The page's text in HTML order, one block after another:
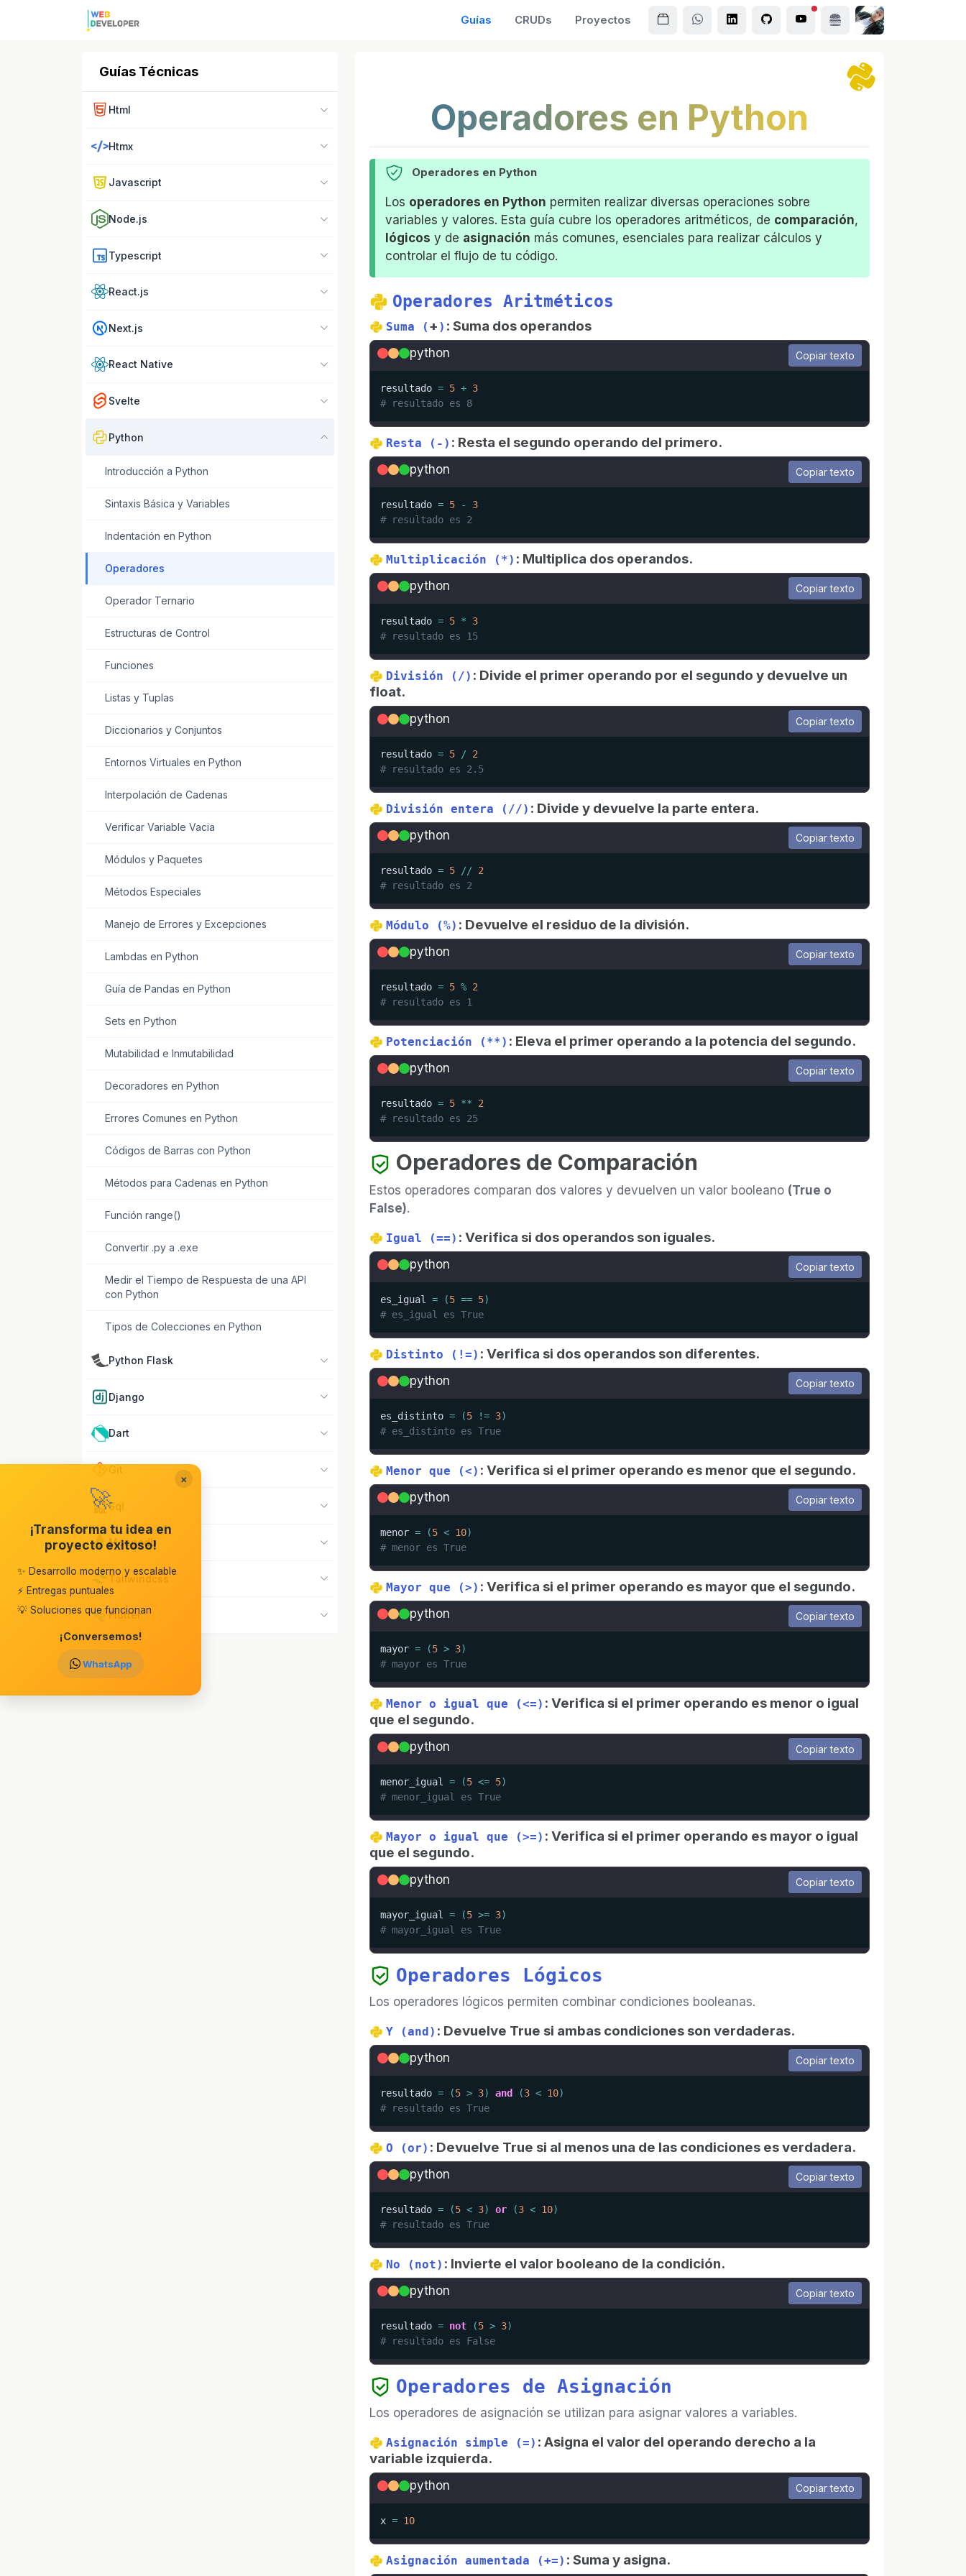
Guías CRUDs Proyectos
Guías Técnicas
Html
Htmx
Javascript
Node.js
Typescript
React.js
Next.js
React Native
Svelte
Python
Introducción a Python
Sintaxis Básica y Variables
Indentación en Python
Operadores
Operador Ternario
Estructuras de Control
Funciones
Listas y Tuplas
Diccionarios y Conjuntos
Entornos Virtuales en Python
Interpolación de Cadenas
Verificar Variable Vacia
Módulos y Paquetes
Métodos Especiales
Manejo de Errores y Excepciones
Lambdas en Python
Guía de Pandas en Python
Sets en Python
Mutabilidad e Inmutabilidad
Decoradores en Python
Errores Comunes en Python
Códigos de Barras con Python
Métodos para Cadenas en Python
Función range()
Convertir .py a .exe
Medir el Tiempo de Respuesta de una API
con Python
Tipos de Colecciones en Python
Python Flask
Django
Dart
Sql
Mongodb
Tailwindcss
Flutter
Operadores en Python
Operadores en Python
Los operadores en Python permiten realizar diversas operaciones sobre
variables y valores. Esta guía cubre los operadores aritméticos, de comparación,
lógicos y de asignación más comunes, esenciales para realizar cálculos y
controlar el flujo de tu código.
Operadores Aritméticos
Suma ( + ) : Suma dos operandos
python Copiar texto
resultado = 5 + 3
# resultado es 8
Resta (-) : Resta el segundo operando del primero.
python Copiar texto
resultado = 5 -
3
# resultado es 2
Multiplicación (*) : Multiplica dos operandos.
python Copiar texto
resultado = 5 *
3
# resultado es 15
División (/) : Divide el primer operando por el segundo y devuelve un
float.
python Copiar texto
resultado = 5 /
2
# resultado es 2.5
División entera (//) : Divide y devuelve la parte entera.
python Copiar texto
resultado = 5 //
2
# resultado es 2
Módulo (%) : Devuelve el residuo de la división.
python Copiar texto
resultado = 5 % 2
# resultado es 1
Potenciación (**) : Eleva el primer operando a la potencia del segundo.
python Copiar texto
resultado = 5 **
2
# resultado es 25
Operadores de Comparación
Estos operadores comparan dos valores y devuelven un valor booleano (True o
False).
Igual (==) : Verifica si dos operandos son iguales.
python Copiar texto
es_igual = (5 == 5)
# es_igual es True
Distinto (!=) : Verifica si dos operandos son diferentes.
python Copiar texto
es_distinto = (5 != 3)
# es_distinto es True
Menor que (<) : Verifica si el primer operando es menor que el segundo.
python Copiar texto
menor = (5 < 10)
# menor es True
Mayor que (>) : Verifica si el primer operando es mayor que el segundo.
python Copiar texto
mayor = (5 > 3)
# mayor es True
Menor o igual que (<=) : Verifica si el primer operando es menor o igual
que el segundo.
python Copiar texto
menor_igual = (5 <= 5)
# menor_igual es True
Mayor o igual que (>=) : Verifica si el primer operando es mayor o igual
que el segundo.
python Copiar texto
mayor_igual = (5 >= 3)
# mayor_igual es True
Operadores Lógicos
Los operadores lógicos permiten combinar condiciones booleanas.
Y (and) : Devuelve True si ambas condiciones son verdaderas.
python Copiar texto
resultado = (5 > 3) and (3 < 10)
# resultado es True
O (or) : Devuelve True si al menos una de las condiciones es verdadera.
python Copiar texto
resultado = (5 < 3) or (3 < 10)
# resultado es True
No (not) : Invierte el valor booleano de la condición.
python Copiar texto
resultado = not (5 > 3)
# resultado es False
Operadores de Asignación
Los operadores de asignación se utilizan para asignar valores a variables.
Asignación simple (=) : Asigna el valor del operando derecho a la
variable izquierda.
python Copiar texto
x = 10
Asignación aumentada (+=) : Suma y asigna.
×
🚀
¡Transforma tu idea en
proyecto exitoso!
✨ Desarrollo moderno y escalable
⚡ Entregas puntuales
💡 Soluciones que funcionan
¡Conversemos!
WhatsApp